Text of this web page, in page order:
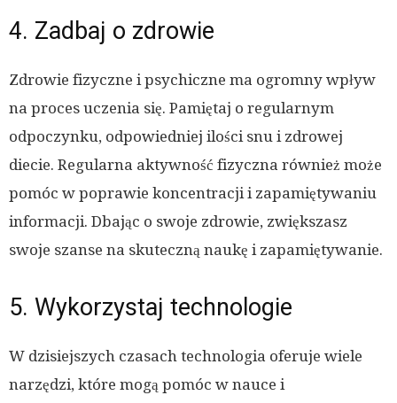
4. Zadbaj o zdrowie
Zdrowie fizyczne i psychiczne ma ogromny wpływ
na proces uczenia się. Pamiętaj o regularnym
odpoczynku, odpowiedniej ilości snu i zdrowej
diecie. Regularna aktywność fizyczna również może
pomóc w poprawie koncentracji i zapamiętywaniu
informacji. Dbając o swoje zdrowie, zwiększasz
swoje szanse na skuteczną naukę i zapamiętywanie.
5. Wykorzystaj technologie
W dzisiejszych czasach technologia oferuje wiele
narzędzi, które mogą pomóc w nauce i